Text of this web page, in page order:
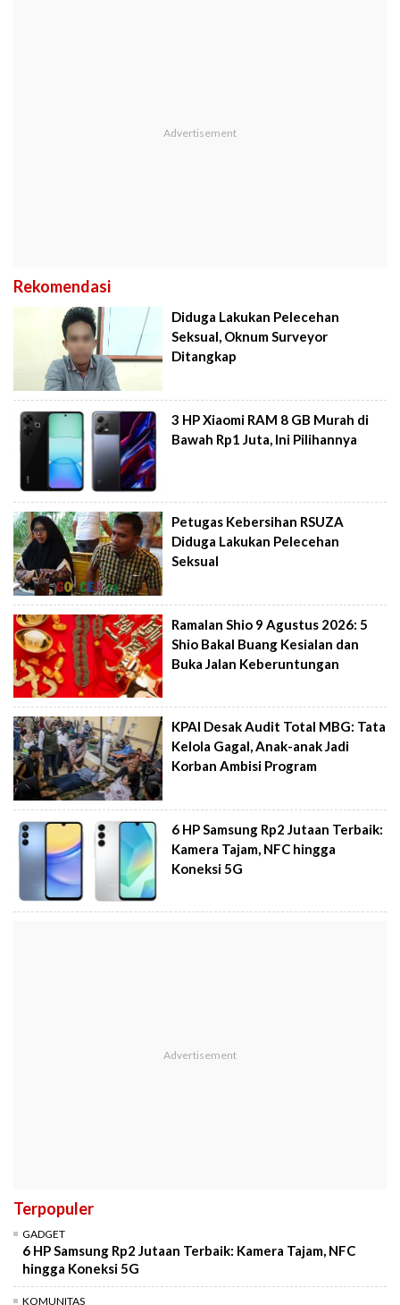
Rekomendasi
Diduga Lakukan Pelecehan
Seksual, Oknum Surveyor
Ditangkap
3 HP Xiaomi RAM 8 GB Murah di
Bawah Rp1 Juta, Ini Pilihannya
Petugas Kebersihan RSUZA
Diduga Lakukan Pelecehan
Seksual
Ramalan Shio 9 Agustus 2026: 5
Shio Bakal Buang Kesialan dan
Buka Jalan Keberuntungan
KPAI Desak Audit Total MBG: Tata
Kelola Gagal, Anak-anak Jadi
Korban Ambisi Program
6 HP Samsung Rp2 Jutaan Terbaik:
Kamera Tajam, NFC hingga
Koneksi 5G
Terpopuler
GADGET
6 HP Samsung Rp2 Jutaan Terbaik: Kamera Tajam, NFC
hingga Koneksi 5G
KOMUNITAS